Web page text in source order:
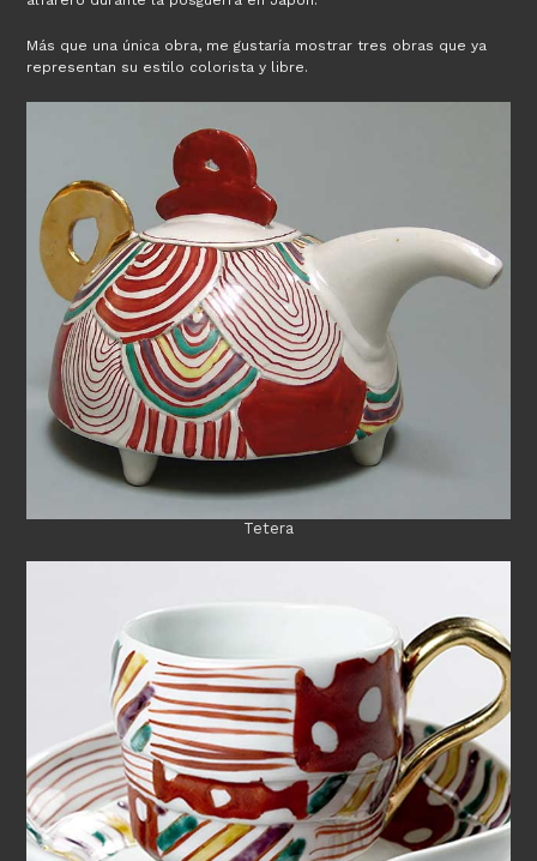
Más que una única obra, me gustaría mostrar tres obras que ya
representan su estilo colorista y libre.
Tetera